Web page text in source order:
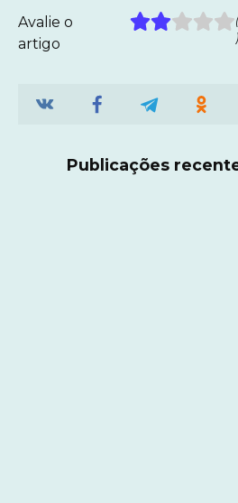
Avalie o
artigo
)
Publicações